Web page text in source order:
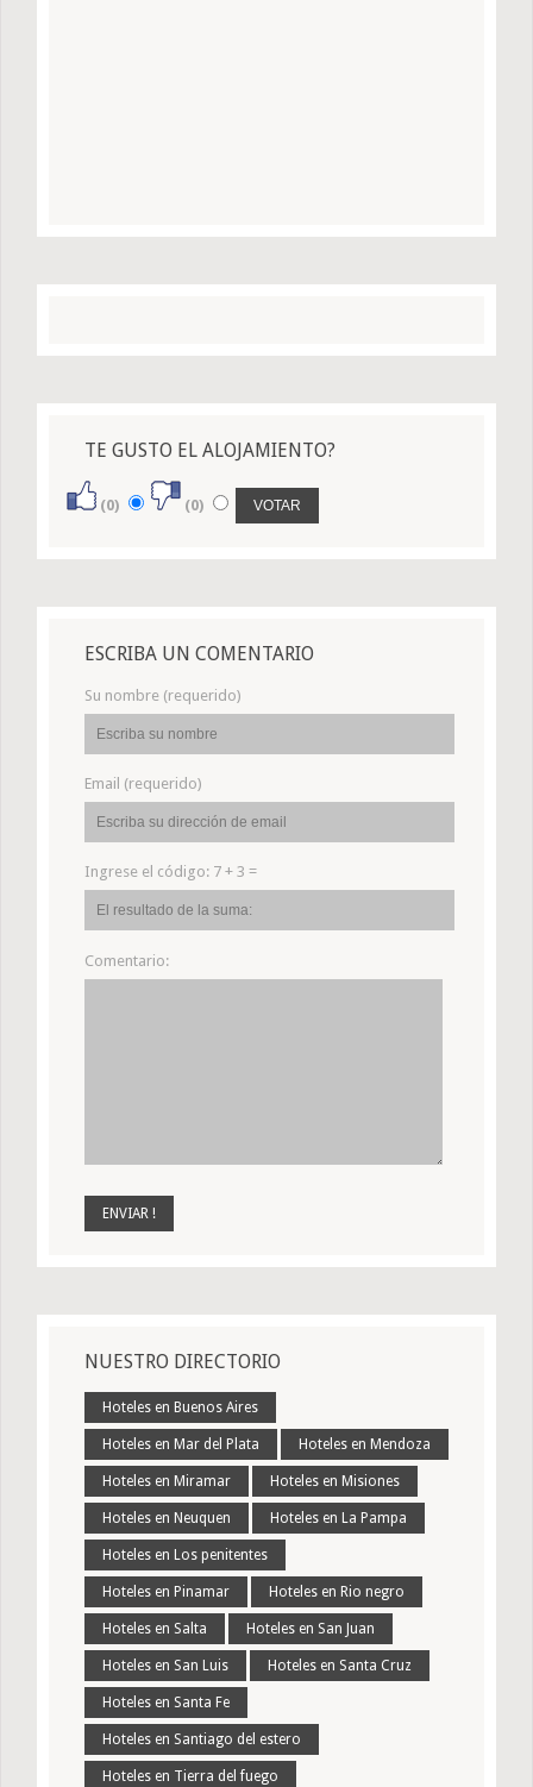
TE GUSTO EL ALOJAMIENTO?
(0) (0)
ESCRIBA UN COMENTARIO
Su nombre (requerido)
Email (requerido)
Ingrese el código: 7 + 3 =
Comentario:
NUESTRO DIRECTORIO
Hoteles en Buenos Aires
Hoteles en Mar del Plata Hoteles en Mendoza
Hoteles en Miramar Hoteles en Misiones
Hoteles en Neuquen Hoteles en La Pampa
Hoteles en Los penitentes
Hoteles en Pinamar Hoteles en Rio negro
Hoteles en Salta Hoteles en San Juan
Hoteles en San Luis Hoteles en Santa Cruz
Hoteles en Santa Fe
Hoteles en Santiago del estero
Hoteles en Tierra del fuego